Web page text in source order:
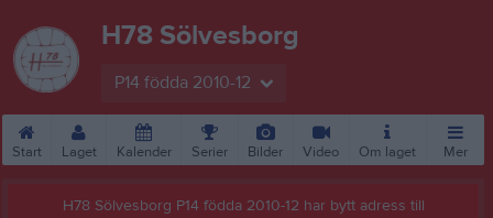
H78 Sölvesborg
P14 födda 2010-12
Start Laget Kalender Serier Bilder Video Om laget Mer
H78 Sölvesborg P14 födda 2010-12 har bytt adress till